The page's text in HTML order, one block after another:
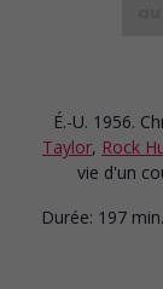
É.-U. 1956.
Taylor, Rock
vie d'un
Durée: 197 min.